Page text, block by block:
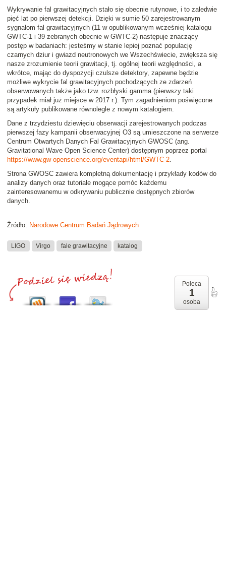
Wykrywanie fal grawitacyjnych stało się obecnie rutynowe, i to zaledwie
pięć lat po pierwszej detekcji. Dzięki w sumie 50 zarejestrowanym
sygnałom fal grawitacyjnych (11 w opublikowanym wcześniej katalogu
GWTC-1 i 39 zebranych obecnie w GWTC-2) następuje znaczący
postęp w badaniach: jesteśmy w stanie lepiej poznać populację
czarnych dziur i gwiazd neutronowych we Wszechświecie, zwiększa się
nasze zrozumienie teorii grawitacji, tj. ogólnej teorii względności, a
wkrótce, mając do dyspozycji czulsze detektory, zapewne będzie
możliwe wykrycie fal grawitacyjnych pochodzących ze zdarzeń
obserwowanych także jako tzw. rozbłyski gamma (pierwszy taki
przypadek miał już miejsce w 2017 r.). Tym zagadnieniom poświęcone
są artykuły publikowane równolegle z nowym katalogiem.
Dane z trzydziestu dziewięciu obserwacji zarejestrowanych podczas
pierwszej fazy kampanii obserwacyjnej O3 są umieszczone na serwerze
Centrum Otwartych Danych Fal Grawitacyjnych GWOSC (ang.
Gravitational Wave Open Science Center) dostępnym poprzez portal
https://www.gw-openscience.org/eventapi/html/GWTC-2.
Strona GWOSC zawiera kompletną dokumentację i przykłady kodów do
analizy danych oraz tutoriale mogące pomóc każdemu
zainteresowanemu w odkrywaniu publicznie dostępnych zbiorów
danych.
Źródło: Narodowe Centrum Badań Jądrowych
LIGO Virgo fale grawitacyjne katalog
Poleca
1
osoba